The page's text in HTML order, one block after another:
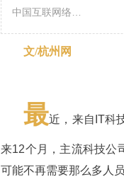
中国互联网络…
文/杭州网
最近，来自IT科
来12个月，主流科技公
可能不再需要那么多人员